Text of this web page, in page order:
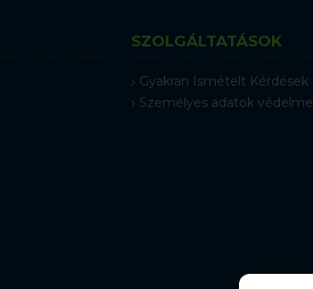
SZOLGÁLTATÁSOK
Gyakran Ismételt Kérdések
Személyes adatok védelme